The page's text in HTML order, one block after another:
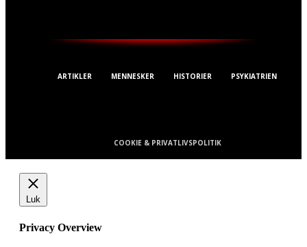
ARTIKLER MENNESKER HISTORIER PSYKIATRIEN
COOKIE & PRIVATLIVSPOLITIK
Luk
Privacy Overview